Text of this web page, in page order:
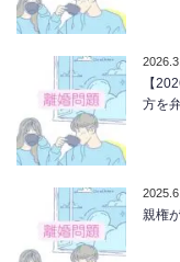
【
方を
親権